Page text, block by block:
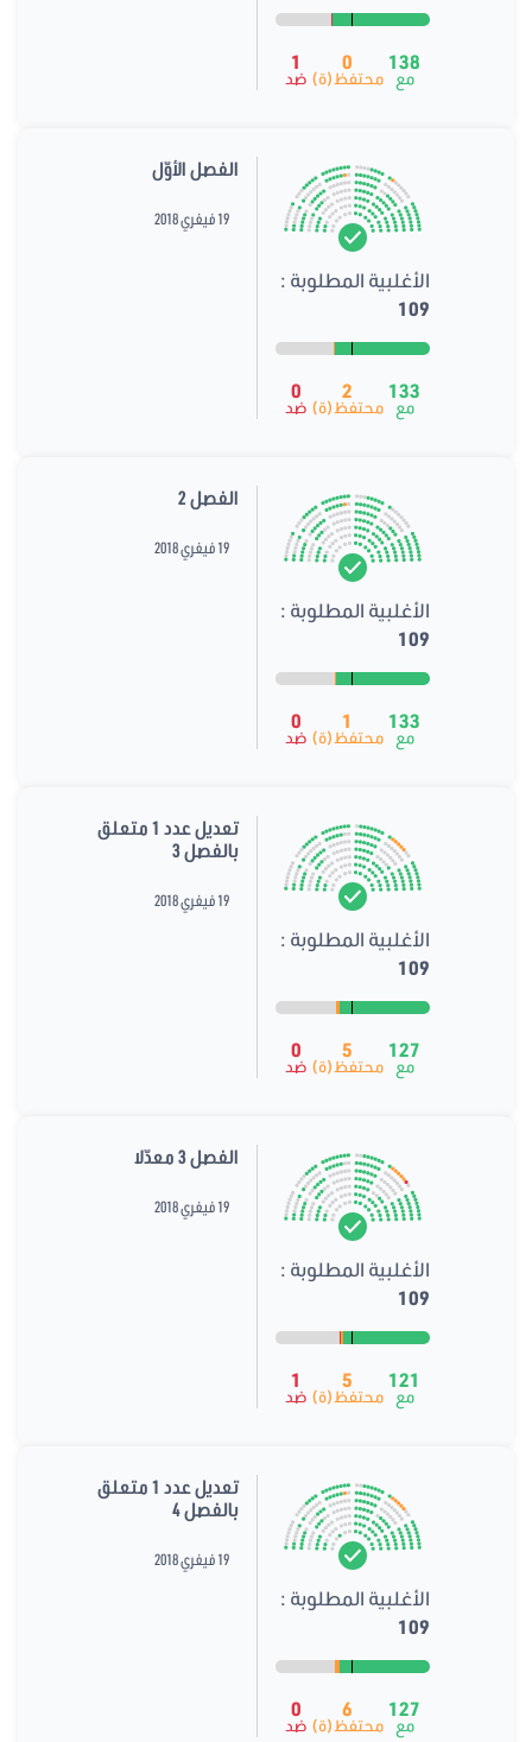
138
مع
0
محتفظ(ة)
1
ضد
الأغلبية المطلوبة :
109
133
مع
2
محتفظ(ة)
0
ضد
الفصل الأوّل
19 فيفري 2018
الأغلبية المطلوبة :
109
133
مع
1
محتفظ(ة)
0
ضد
الفصل 2
19 فيفري 2018
الأغلبية المطلوبة :
109
127
مع
5
محتفظ(ة)
0
ضد
تعديل عدد 1 متعلق
بالفصل 3
19 فيفري 2018
الأغلبية المطلوبة :
109
121
مع
5
محتفظ(ة)
1
ضد
الفصل 3 معدّلا
19 فيفري 2018
الأغلبية المطلوبة :
109
127
مع
6
محتفظ(ة)
0
ضد
تعديل عدد 1 متعلق
بالفصل 4
19 فيفري 2018